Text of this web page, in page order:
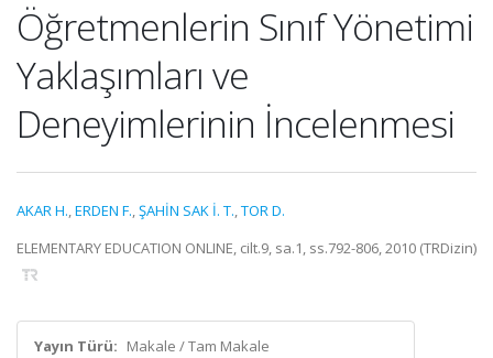
Öğretmenlerin Sınıf Yönetimi
Yaklaşımları ve
Deneyimlerinin İncelenmesi
AKAR H.,ERDEN F.,ŞAHİN SAK İ. T.,TOR D.
ELEMENTARY EDUCATION ONLINE, cilt.9, sa.1, ss.792-806, 2010 (TRDizin)
Yayın Türü: Makale / Tam Makale